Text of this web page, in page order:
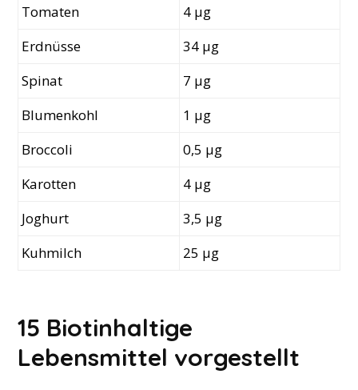
​Tomaten
4 µg
​Erdnüsse
34 µg
​Spinat
7 µg
​Blumenkohl
1 µg
Broccoli
0,5 µg
​Karotten
4 µg
​Joghurt
3,5 µg
​Kuhmilch
25 µg
15 Biotinhaltige
Lebensmittel vorgestellt